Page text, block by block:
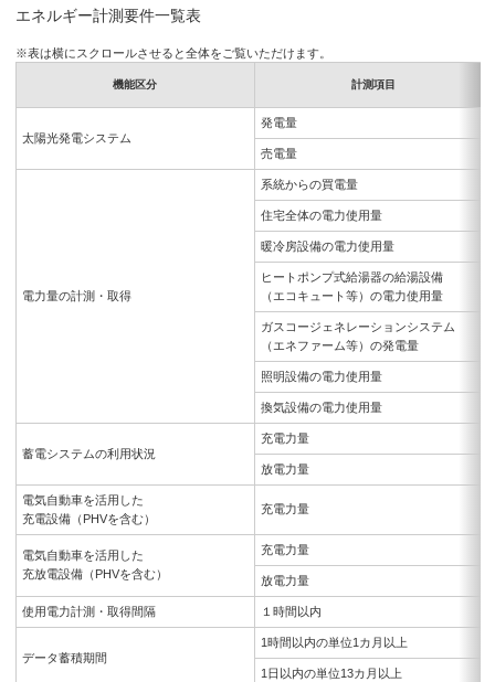
エネルギー計測要件一覧表
※表は横にスクロールさせると全体をご覧いただけます。
機能区分 計測項目
太陽光発電システム
発電量
売電量
電力量の計測・取得
系統からの買電量
住宅全体の電力使用量
暖冷房設備の電力使用量
ヒートポンプ式給湯器の給湯設備
（エコキュート等）の電力使用量
ガスコージェネレーションシステム
（エネファーム等）の発電量
照明設備の電力使用量
換気設備の電力使用量
蓄電システムの利用状況
充電力量
放電力量
電気自動車を活用した
充電設備（PHVを含む）
充電力量
電気自動車を活用した
充放電設備（PHVを含む）
充電力量
放電力量
使用電力計測・取得間隔 １時間以内
データ蓄積期間
1時間以内の単位1カ月以上
1日以内の単位13カ月以上